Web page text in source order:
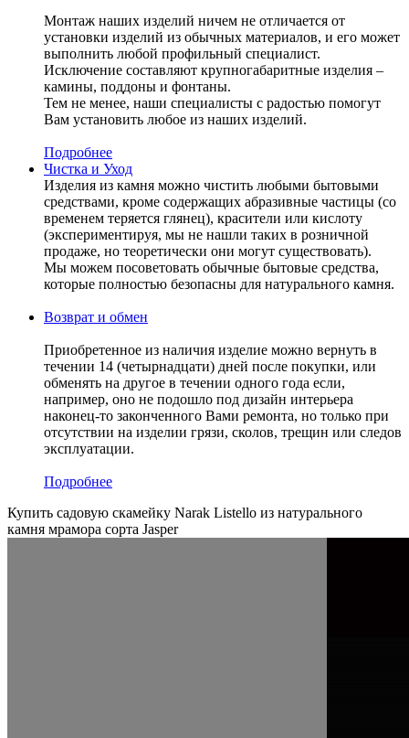
Монтаж наших изделий ничем не отличается от
установки изделий из обычных материалов, и его может
выполнить любой профильный специалист.
Исключение составляют крупногабаритные изделия –
камины, поддоны и фонтаны.
Тем не менее, наши специалисты с радостью помогут
Вам установить любое из наших изделий.
Подробнее
Чистка и Уход
Изделия из камня можно чистить любыми бытовыми
средствами, кроме содержащих абразивные частицы (со
временем теряется глянец), красители или кислоту
(экспериментируя, мы не нашли таких в розничной
продаже, но теоретически они могут существовать).
Мы можем посоветовать обычные бытовые средства,
которые полностью безопасны для натурального камня.
Возврат и обмен
Приобретенное из наличия изделие можно вернуть в
течении 14 (четырнадцати) дней после покупки, или
обменять на другое в течении одного года если,
например, оно не подошло под дизайн интерьера
наконец-то законченного Вами ремонта, но только при
отсутствии на изделии грязи, сколов, трещин или следов
эксплуатации.
Подробнее
Купить садовую скамейку Narak Listello из натурального
камня мрамора сорта Jasper